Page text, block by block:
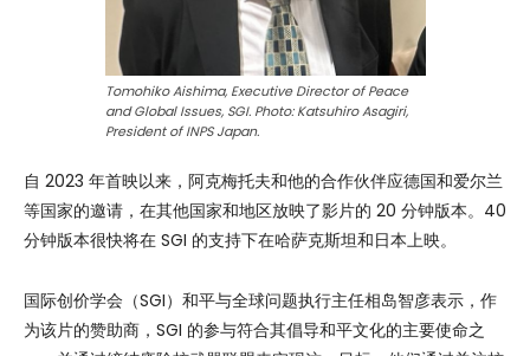
Tomohiko Aishima, Executive Director of Peace
and Global Issues, SGI. Photo: Katsuhiro Asagiri,
President of INPS Japan.
自 2023 年首映以来，阿克梅托夫和他的合作伙伴应德国和爱尔兰
等国家的邀请，在其他国家和地区放映了影片的 20 分钟版本。40
分钟版本很快将在 SGI 的支持下在哈萨克斯坦和日本上映。
国际创价学会（SGI）和平与全球问题执行主任相岛智彦表示，作
为该片的赞助商，SGI 的参与符合其倡导和平文化的主要使命之